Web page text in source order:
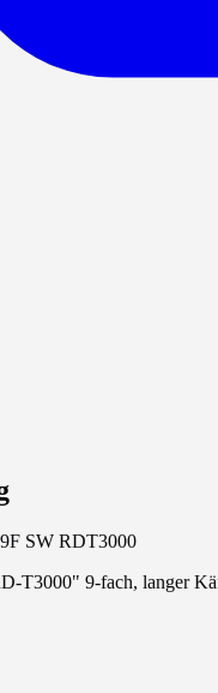
SW RDT3000
T3000" 9-fach, langer